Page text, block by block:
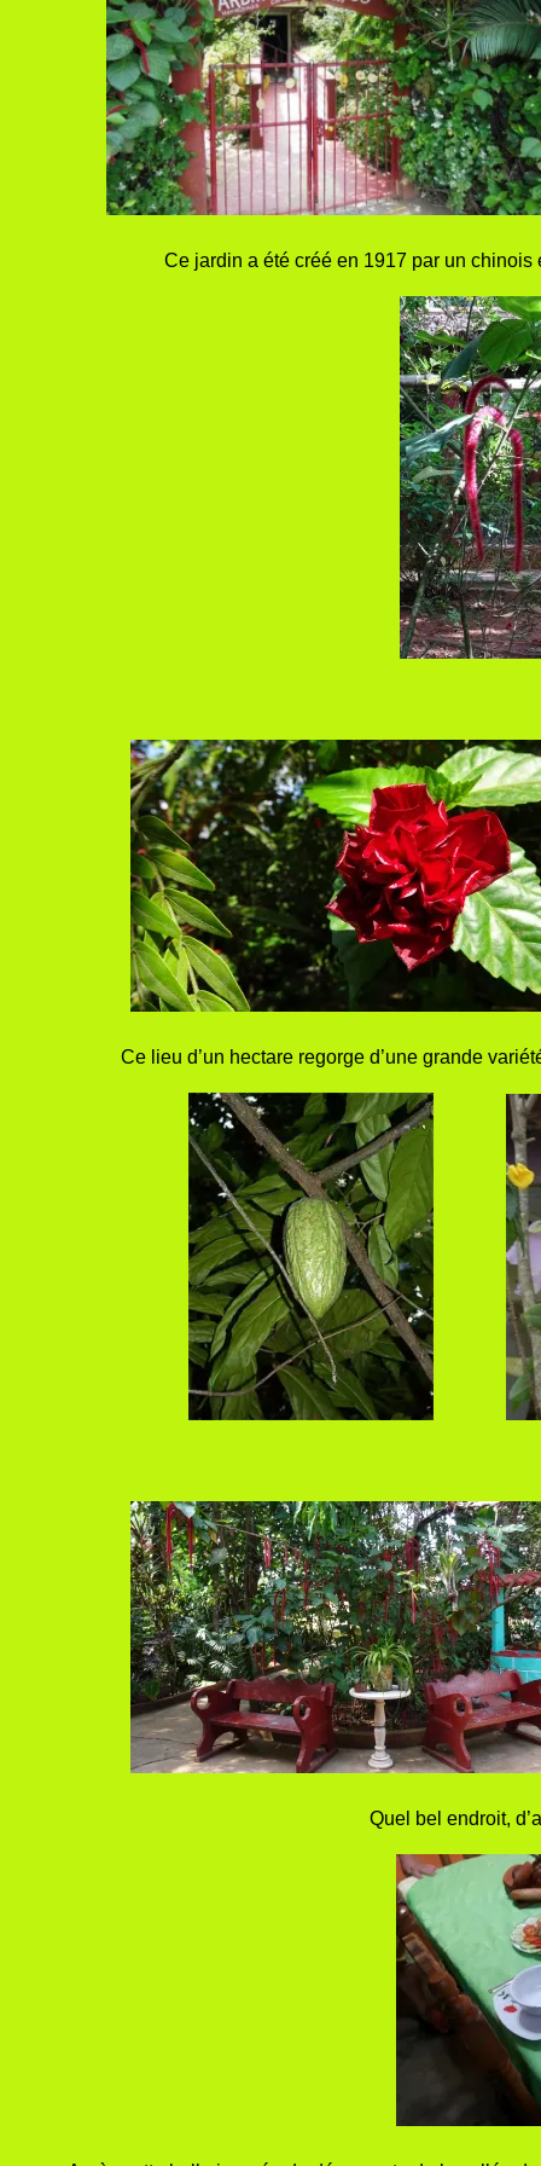
Ce jardin a été créé en 1917 par un
Ce lieu d’un hectare regorge d’une grande
Quel bel endroit,